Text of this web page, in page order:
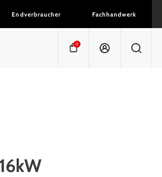
Endverbraucher Fachhandwerk
0